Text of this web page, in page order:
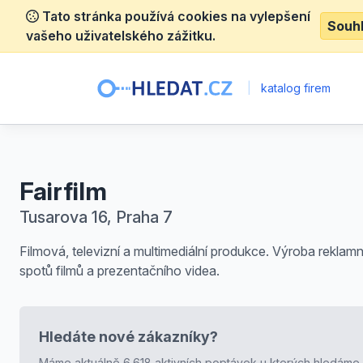
Tato stránka používá cookies na vylepšení
vašeho uživatelského zážitku.
katalog firem
Fairfilm
Tusarova 16, Praha 7
Filmová, televizní a multimediální produkce. Výroba
spotů filmů a prezentačního videa.
Hledáte nové zákazníky?